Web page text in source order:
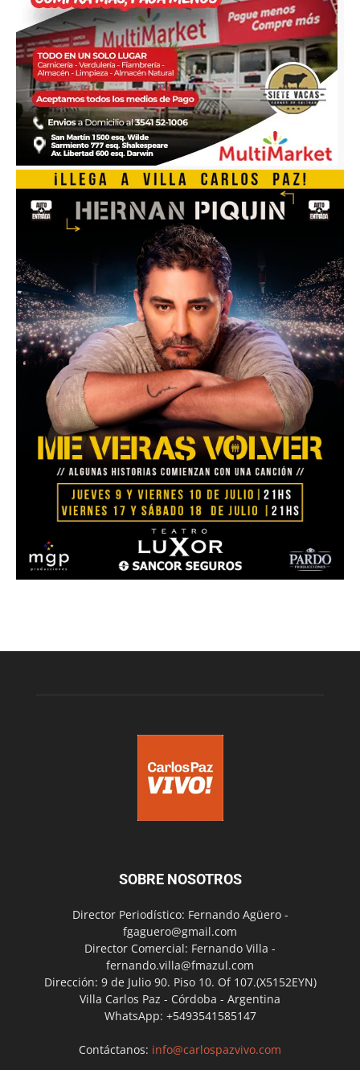
SOBRE NOSOTROS
Director Periodístico: Fernando Agüero -
fgaguero@gmail.com
Director Comercial: Fernando Villa -
fernando.villa@fmazul.com
Dirección: 9 de Julio 90. Piso 10. Of 107.(X5152EYN)
Villa Carlos Paz - Córdoba - Argentina
WhatsApp: +5493541585147
Contáctanos: info@carlospazvivo.com